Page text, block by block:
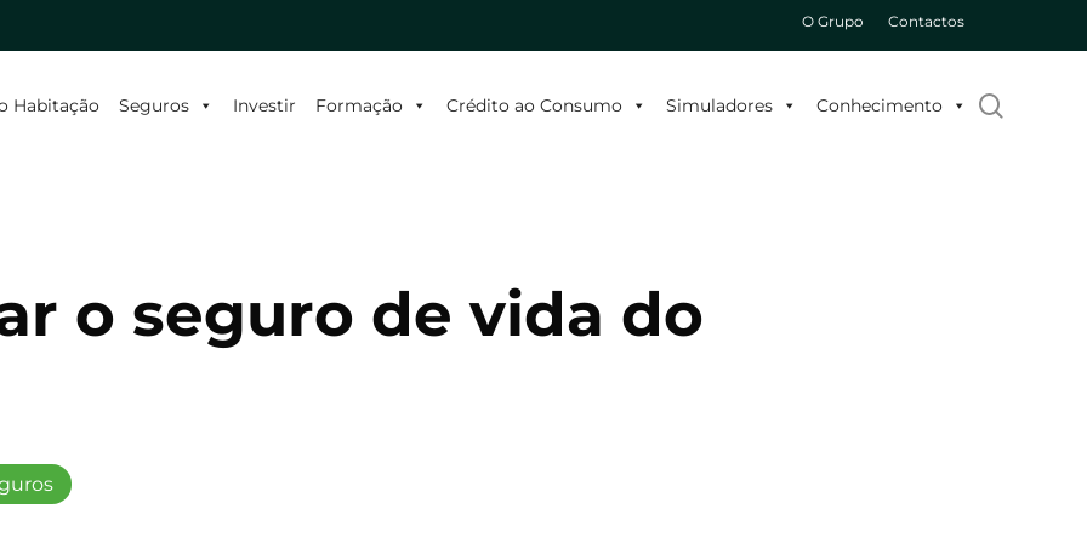
O Grupo Contactos
Habitação Seguros Investir Formação Crédito ao Consumo Simuladores Conhecimento
o seguro de vida do